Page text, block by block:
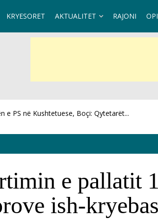
KRYESORET AKTUALITET RAJONI
u përgjigjet akuzave të opozitës: Ja...
e pallatit
ish-